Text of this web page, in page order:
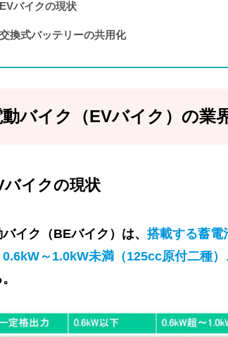
EVバイクの現状
交換式バッテリーの共用化
動バイク（EVバイク）の業
バイクの現状
イク（BEバイク）は、 搭載する蓄電
0.6kW～1.0kW未満（125cc原付二種